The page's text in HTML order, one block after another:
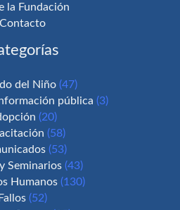
la Fundación
Contacto
del Niño (47)
pública (3)
(20)
(58)
(53)
Seminarios (43)
Humanos(130)
Fallos (52)